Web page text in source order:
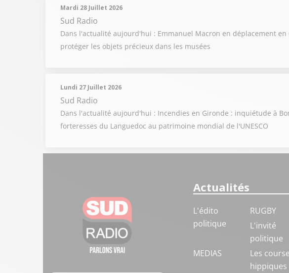
Mardi 28 Juillet 2026
Sud Radio
Dans l'actualité aujourd'hui : Emmanuel Macron en déplacement
protéger les objets précieux dans les musées
Lundi 27 Juillet 2026
Sud Radio
Dans l'actualité aujourd'hui : Incendies en Gironde : inquiétude à
forteresses du Languedoc au patrimoine mondial de l'UNESCO
Actualités
L'édito
politique
RUGBY
L'invité
politique
MEDIAS
Les
hippiques